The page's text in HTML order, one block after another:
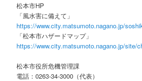
松本市HP
「風水害に備えて」
https://www.city.matsumoto.nagano.jp/
「松本市ハザードマップ」
https://www.city.matsumoto.nagano.jp/site/
松本市役所危機管理課
電話：0263-34-3000（代表）